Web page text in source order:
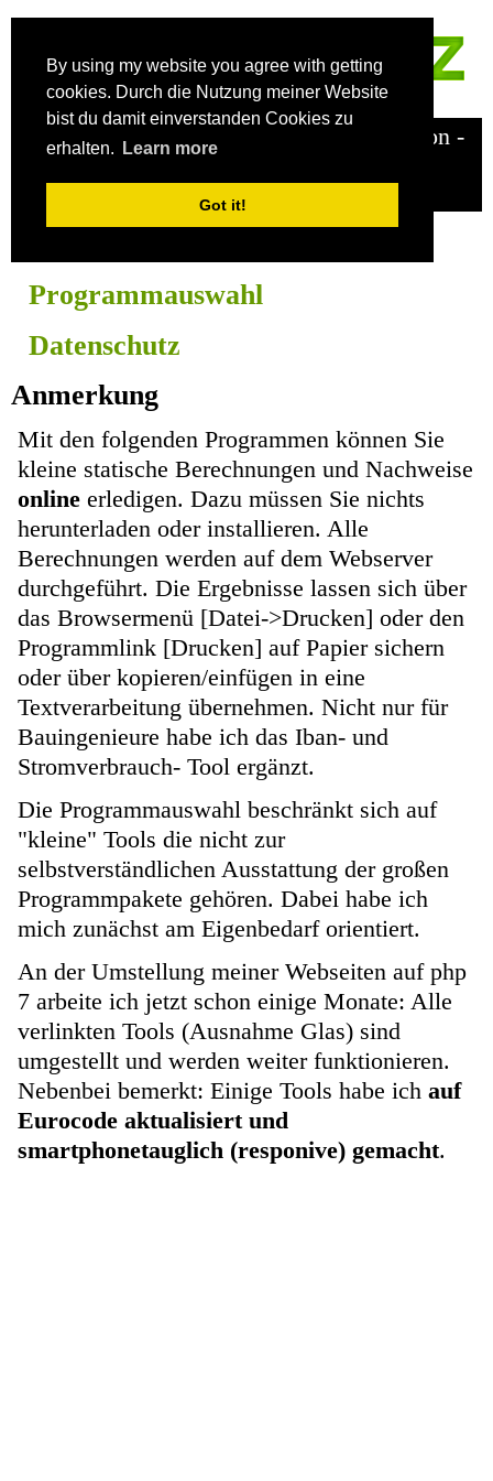
By using my website you agree with getting
cookies. Durch die Nutzung meiner Website
bist du damit einverstanden Cookies zu
erhalten.
Learn more
Got it!
Zimnik
Online-Tools für Bauingenieure - Stahlbeton -
Bemessungsdiagramme
Programmauswahl
Datenschutz
Anmerkung
Mit den folgenden Programmen können Sie
kleine statische Berechnungen und Nachweise
online erledigen. Dazu müssen Sie nichts
herunterladen oder installieren. Alle
Berechnungen werden auf dem Webserver
durchgeführt. Die Ergebnisse lassen sich über
das Browsermenü [Datei->Drucken] oder den
Programmlink [Drucken] auf Papier sichern
oder über kopieren/einfügen in eine
Textverarbeitung übernehmen. Nicht nur für
Bauingenieure habe ich das Iban- und
Stromverbrauch- Tool ergänzt.
Die Programmauswahl beschränkt sich auf
"kleine" Tools die nicht zur
selbstverständlichen Ausstattung der großen
Programmpakete gehören. Dabei habe ich
mich zunächst am Eigenbedarf orientiert.
An der Umstellung meiner Webseiten auf php
7 arbeite ich jetzt schon einige Monate: Alle
verlinkten Tools (Ausnahme Glas) sind
umgestellt und werden weiter funktionieren.
Nebenbei bemerkt: Einige Tools habe ich auf
Eurocode aktualisiert und
smartphonetauglich (responive) gemacht.